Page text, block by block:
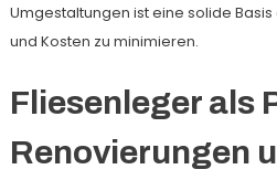
Umgestaltungen ist eine solide
und Kosten zu minimieren.
Fliesenleger als
Renovierungen